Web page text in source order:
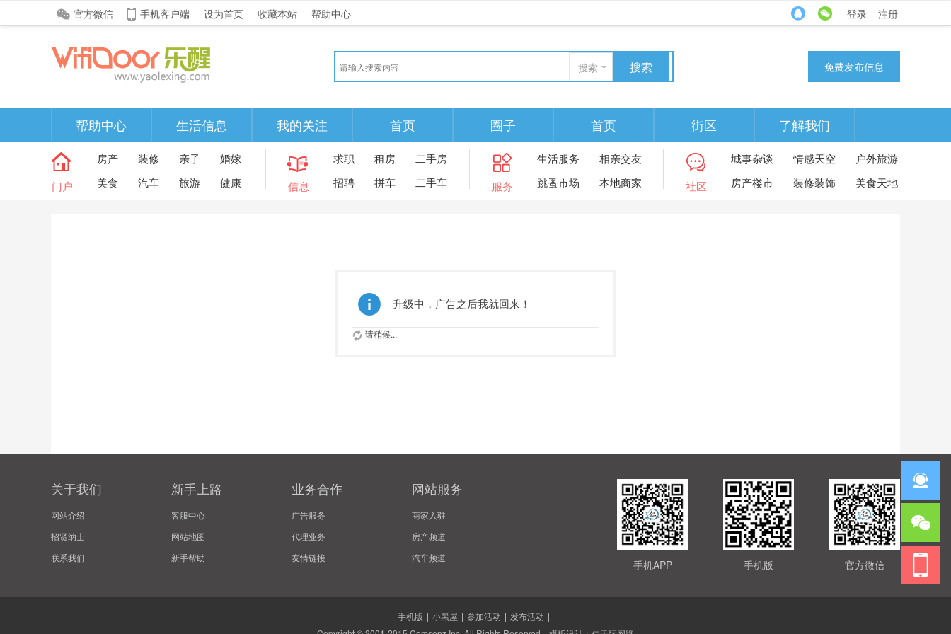
官方微信 手机客户端 设为首页 收藏本站 帮助中心 登录 注册
搜索 搜索 免费发布信息
帮助中心 生活信息 我的关注 首页 圈子 首页 街区 了解我们
门户
房产 装修 亲子
婚嫁
美食
汽车 旅游 健康 信息
求职 租房
二手房
招聘
拼车 二手车 服务
生活服务
相亲交友
跳蚤市场
本地商家 社区
城事杂谈 情感天空
户外旅游
房产楼市
装修装饰 美食天地
升级中，广告之后我就回来！
请稍候...
关于我们
网站介绍
招贤纳士
联系我们
新手上路
客服中心
网站地图
新手帮助
业务合作
广告服务
代理业务
友情链接
网站服务
商家入驻
房产频道
汽车频道
官方微信
手机版
手机APP
手机版 | 小黑屋 | 参加活动 | 发布活动 |